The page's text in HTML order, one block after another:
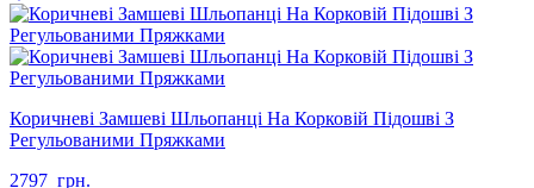
Коричневі Замшеві Шльопанці На Корковій Підошві З
Регульованими Пряжками
2797 грн.